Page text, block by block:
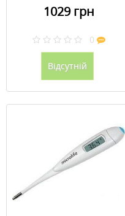
1029 грн
0
Відсутній